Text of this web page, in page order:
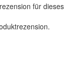
für dieses
.